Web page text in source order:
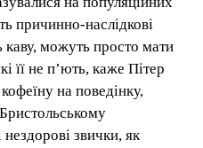
причинно-наслідкові
можуть просто мати
її не п’ють, каже Пітер
на поведінку,
нездорові звички, як